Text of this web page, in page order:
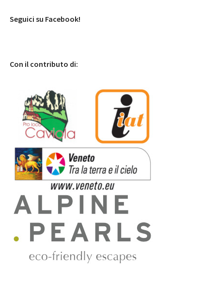
Seguici su Facebook!
Con il contributo di: